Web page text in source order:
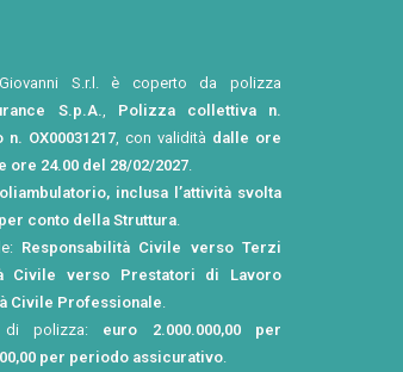
S.r.l. è coperto da polizza
S.p.A.
Polizza collettiva n.
OX00031217 , con validità dalle ore
ore 24.00 del 28/02/2027
inclusa l’attività svolta
conto della Struttura
Responsabilità Civile verso Terzi
Civile verso Prestatori di Lavoro
Civile Professionale
di polizza: euro 2.000.000,00 per
per periodo assicurativo